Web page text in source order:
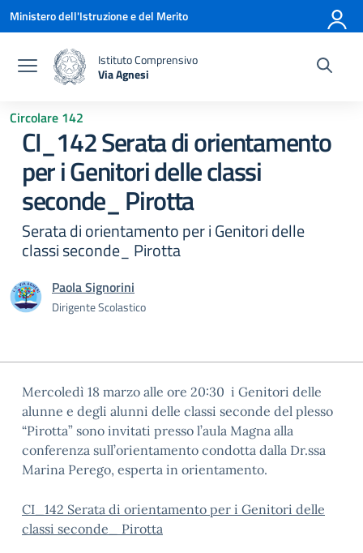
Vai ai contenuti
Vai al menu di navigazione
Vai al footer
Ministero dell'Istruzione e del Merito
Istituto Comprensivo
Via Agnesi
— Visita la pagina iniziale della scuola
Circolare 142
CI_142 Serata di orientamento
per i Genitori delle classi
seconde_ Pirotta
Serata di orientamento per i Genitori delle
classi seconde_ Pirotta
Paola Signorini
Dirigente Scolastico
Mercoledì 18 marzo alle ore 20:30 i Genitori delle
alunne e degli alunni delle classi seconde del plesso
“Pirotta” sono invitati presso l’aula Magna alla
conferenza sull’orientamento condotta dalla Dr.ssa
Marina Perego, esperta in orientamento.
CI_142 Serata di orientamento per i Genitori delle
classi seconde_ Pirotta